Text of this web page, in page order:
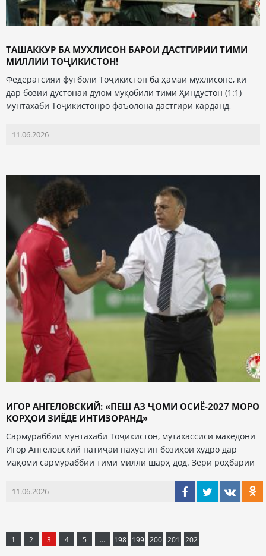
ТАШАККУР БА МУХЛИСОН БАРОИ ДАСТГИРИИ ТИМИ
МИЛЛИИ ТОҶИКИСТОН!
Федератсияи футболи Тоҷикистон ба ҳамаи мухлисоне, ки
дар бозии дӯстонаи дуюм муқобили тими Ҳиндустон (1:1)
мунтахаби Тоҷикистонро фаъолона дастгирӣ карданд,
11.06.2026
ИГОР АНГЕЛОВСКИЙ: «ПЕШ АЗ ҶОМИ ОСИЁ-2027 МОРО
КОРҲОИ ЗИЁДЕ ИНТИЗОРАНД»
Сармураббии мунтахаби Тоҷикистон, мутахассиси македонӣ
Игор Ангеловский натиҷаи нахустин бозиҳои худро дар
мақоми сармураббии тими миллӣ шарҳ дод. Зери роҳбарии
11.06.2026
1 2 3 4 5 ... 198 199 200 201 202